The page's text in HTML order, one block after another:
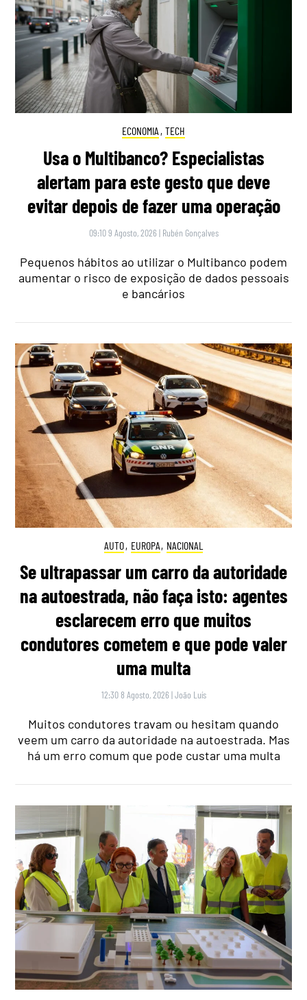
ECONOMIA , TECH
Usa o Multibanco? Especialistas
alertam para este gesto que deve
evitar depois de fazer uma operação
09:10 9 Agosto, 2026 | Rubén Gonçalves
Pequenos hábitos ao utilizar o Multibanco podem
aumentar o risco de exposição de dados pessoais
e bancários
AUTO, EUROPA, NACIONAL
Se ultrapassar um carro da autoridade
na autoestrada, não faça isto: agentes
esclarecem erro que muitos
condutores cometem e que pode valer
uma multa
12:30 8 Agosto, 2026 |João Luís
Muitos condutores travam ou hesitam quando
veem um carro da autoridade na autoestrada. Mas
há um erro comum que pode custar uma multa